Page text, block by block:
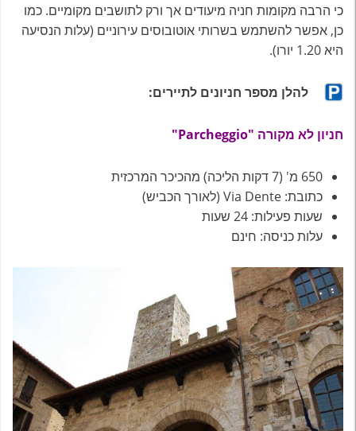
כי הרבה מקומות חניה מיעודים אך ורק לתושבים מקומיים. כמו
כן, אפשר להשתמש בשרותי אוטובוסים עירוניים (עלות הנסיעה
היא 1.20 יורו).
להלן מספר חניונים לתיירים:
חניון לא מקורה "Parcheggio"
650 מ' (7 דקות הליכה) מהכיכר המרכזית
כתובת: Via Dente (לאורך הכביש)
שעות פעילות: 24 שעות
עלות כניסה: חינם